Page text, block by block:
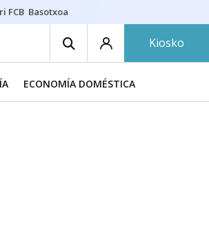
FCB Basotxoa
Kiosko
ECONOMÍA DOMÉSTICA